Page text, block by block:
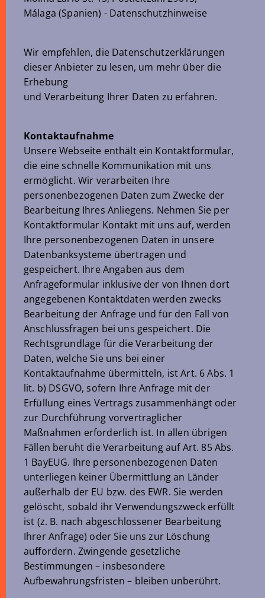
Málaga (Spanien) - Datenschutzhinweise
Wir empfehlen, die Datenschutzerklärungen
dieser Anbieter zu lesen, um mehr über die
Erhebung
und Verarbeitung Ihrer Daten zu erfahren.
Kontaktaufnahme
Unsere Webseite enthält ein Kontaktformular,
die eine schnelle Kommunikation mit uns
ermöglicht. Wir verarbeiten Ihre
personenbezogenen Daten zum Zwecke der
Bearbeitung Ihres Anliegens. Nehmen Sie per
Kontaktformular Kontakt mit uns auf, werden
Ihre personenbezogenen Daten in unsere
Datenbanksysteme übertragen und
gespeichert. Ihre Angaben aus dem
Anfrageformular inklusive der von Ihnen dort
angegebenen Kontaktdaten werden zwecks
Bearbeitung der Anfrage und für den Fall von
Anschlussfragen bei uns gespeichert. Die
Rechtsgrundlage für die Verarbeitung der
Daten, welche Sie uns bei einer
Kontaktaufnahme übermitteln, ist Art. 6 Abs. 1
lit. b) DSGVO, sofern Ihre Anfrage mit der
Erfüllung eines Vertrags zusammenhängt oder
zur Durchführung vorvertraglicher
Maßnahmen erforderlich ist. In allen übrigen
Fällen beruht die Verarbeitung auf Art. 85 Abs.
1 BayEUG. Ihre personenbezogenen Daten
unterliegen keiner Übermittlung an Länder
außerhalb der EU bzw. des EWR. Sie werden
gelöscht, sobald ihr Verwendungszweck erfüllt
ist (z. B. nach abgeschlossener Bearbeitung
Ihrer Anfrage) oder Sie uns zur Löschung
auffordern. Zwingende gesetzliche
Bestimmungen – insbesondere
Aufbewahrungsfristen – bleiben unberührt.